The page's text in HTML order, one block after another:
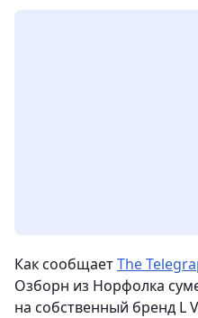
Как сообщаетThe
Озборн из Норфолка
на собственный бренд L